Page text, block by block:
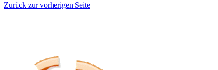
Zurück zur vorherigen Seite